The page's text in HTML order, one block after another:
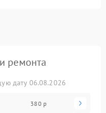
ремонта
дату 06.08.2026
380 р